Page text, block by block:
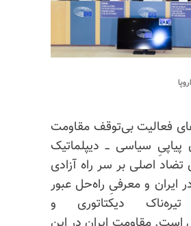
فعالیت بی‌توقف مقاومت
پیاپیِ سیاسی ــ دیپلماتیک
تضاد اصلی بر سر راه آزادی
ایران و معرفیِ راه‌حل عبور
دیکتاتوری و